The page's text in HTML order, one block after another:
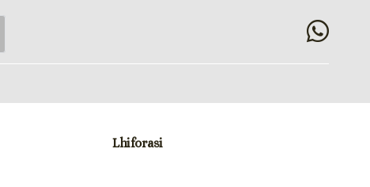
Lhiforasi